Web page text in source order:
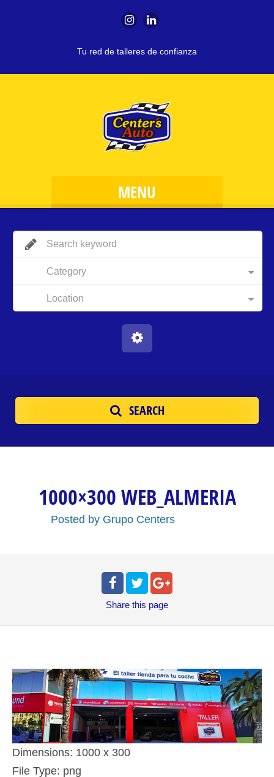
Tu red de talleres de confianza
MENU
Category
Location
SEARCH
1000×300 WEB_ALMERIA
Posted by Grupo Centers
Share this page
Dimensions: 1000 x 300
File Type: png